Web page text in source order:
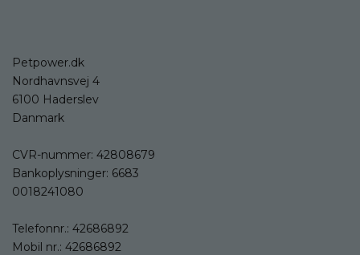
Petpower.dk
Nordhavnsvej 4
6100 Haderslev
Danmark
CVR-nummer: 42808679
Bankoplysninger: 6683
0018241080
Telefonnr.: 42686892
Mobil nr.: 42686892